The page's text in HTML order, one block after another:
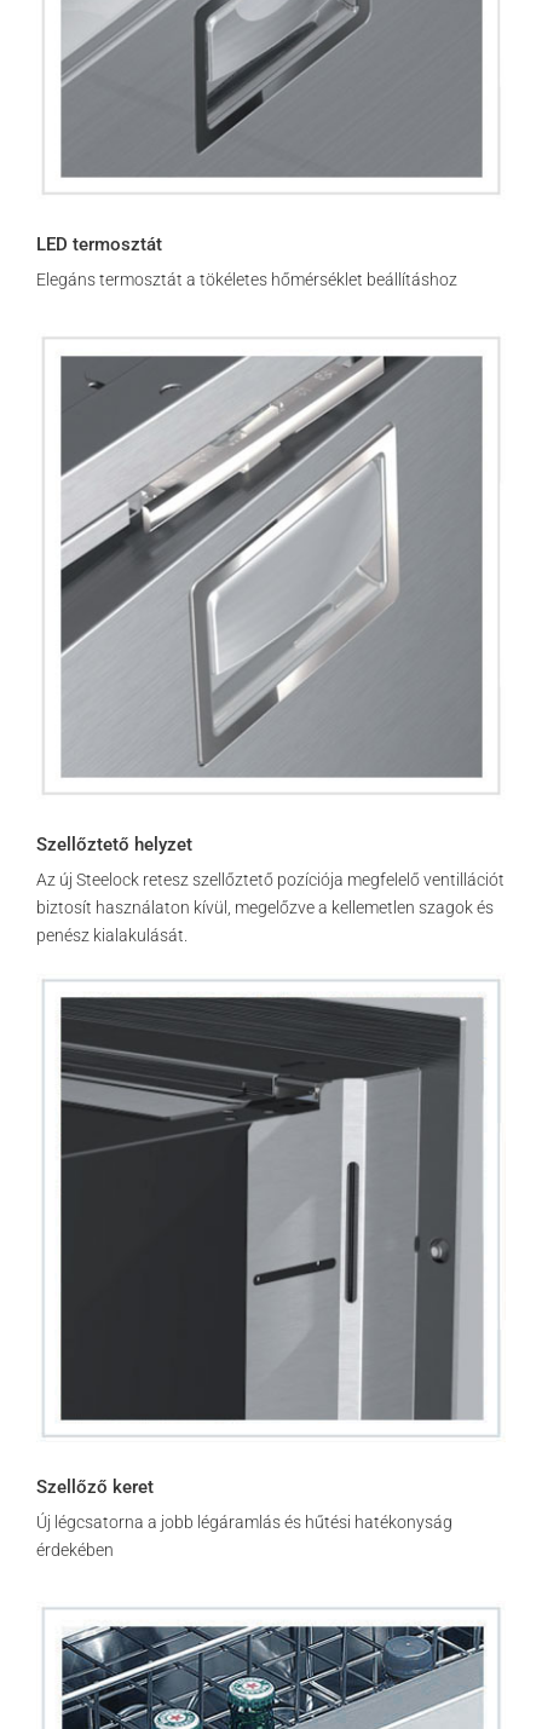
LED termosztát
Elegáns termosztát a tökéletes hőmérséklet beállításhoz
Szellőztető helyzet
Az új Steelock retesz szellőztető pozíciója megfelelő ventillációt
biztosít használaton kívül, megelőzve a kellemetlen szagok és
penész kialakulását.
Szellőző keret
Új légcsatorna a jobb légáramlás és hűtési hatékonyság
érdekében